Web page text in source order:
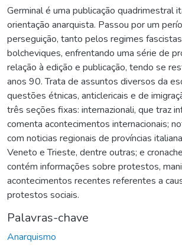
Germinal é uma publicação quadrimestral
orientação anarquista. Passou por um
perseguição, tanto pelos regimes
bolcheviques, enfrentando uma série de
relação à edição e publicação, tendo se
anos 90. Trata de assuntos diversos da
questões étnicas, anticlericais e de
três seções fixas: internazionali, que traz
comenta acontecimentos internacionais;
com noticias regionais de províncias
Veneto e Trieste, dentre outras; e
contém informações sobre protestos,
acontecimentos recentes referentes a
protestos sociais.
Palavras-chave
Anarquismo